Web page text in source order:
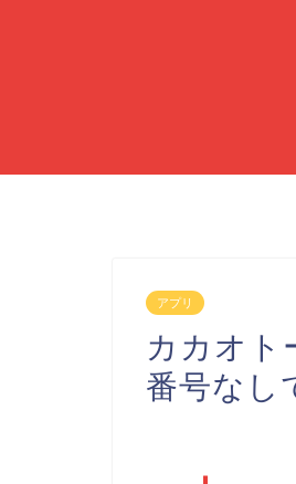
アプリ
カカオト
番号なし